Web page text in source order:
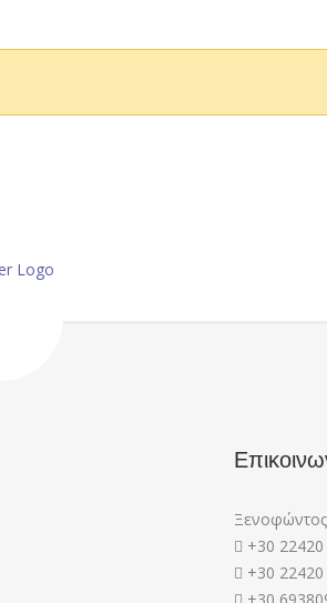
+30
+30